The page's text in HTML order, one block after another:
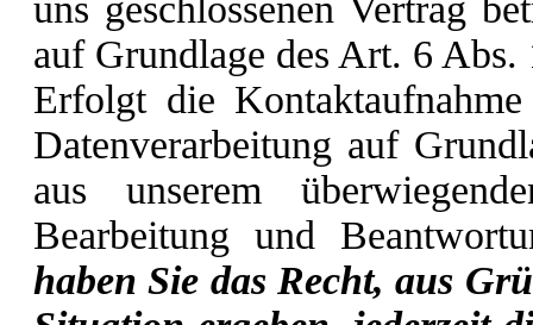
auf Grundlage des Art. 6
Erfolgt die
Datenverarbeitung auf
aus unserem
Bearbeitung und
haben Sie das Recht, aus